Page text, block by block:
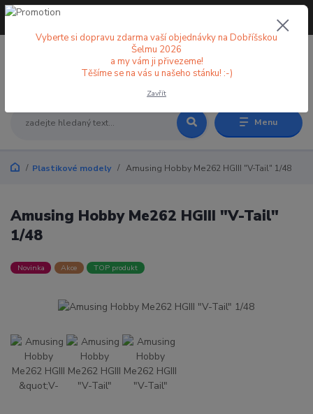
Menu
+420 773 998 582
Plastikové modely Amusing Hobby Me262 HGIII "V-Tail" 1/48
Amusing Hobby Me262 HGIII "V-Tail"
1/48
Novinka Akce TOP produkt
Vyberte si dopravu zdarma vaší objednávky na Dobříšskou
Šelmu 2026
a my vám ji přivezeme!
Těšíme se na vás u našeho stánku! :-)
Zavřít